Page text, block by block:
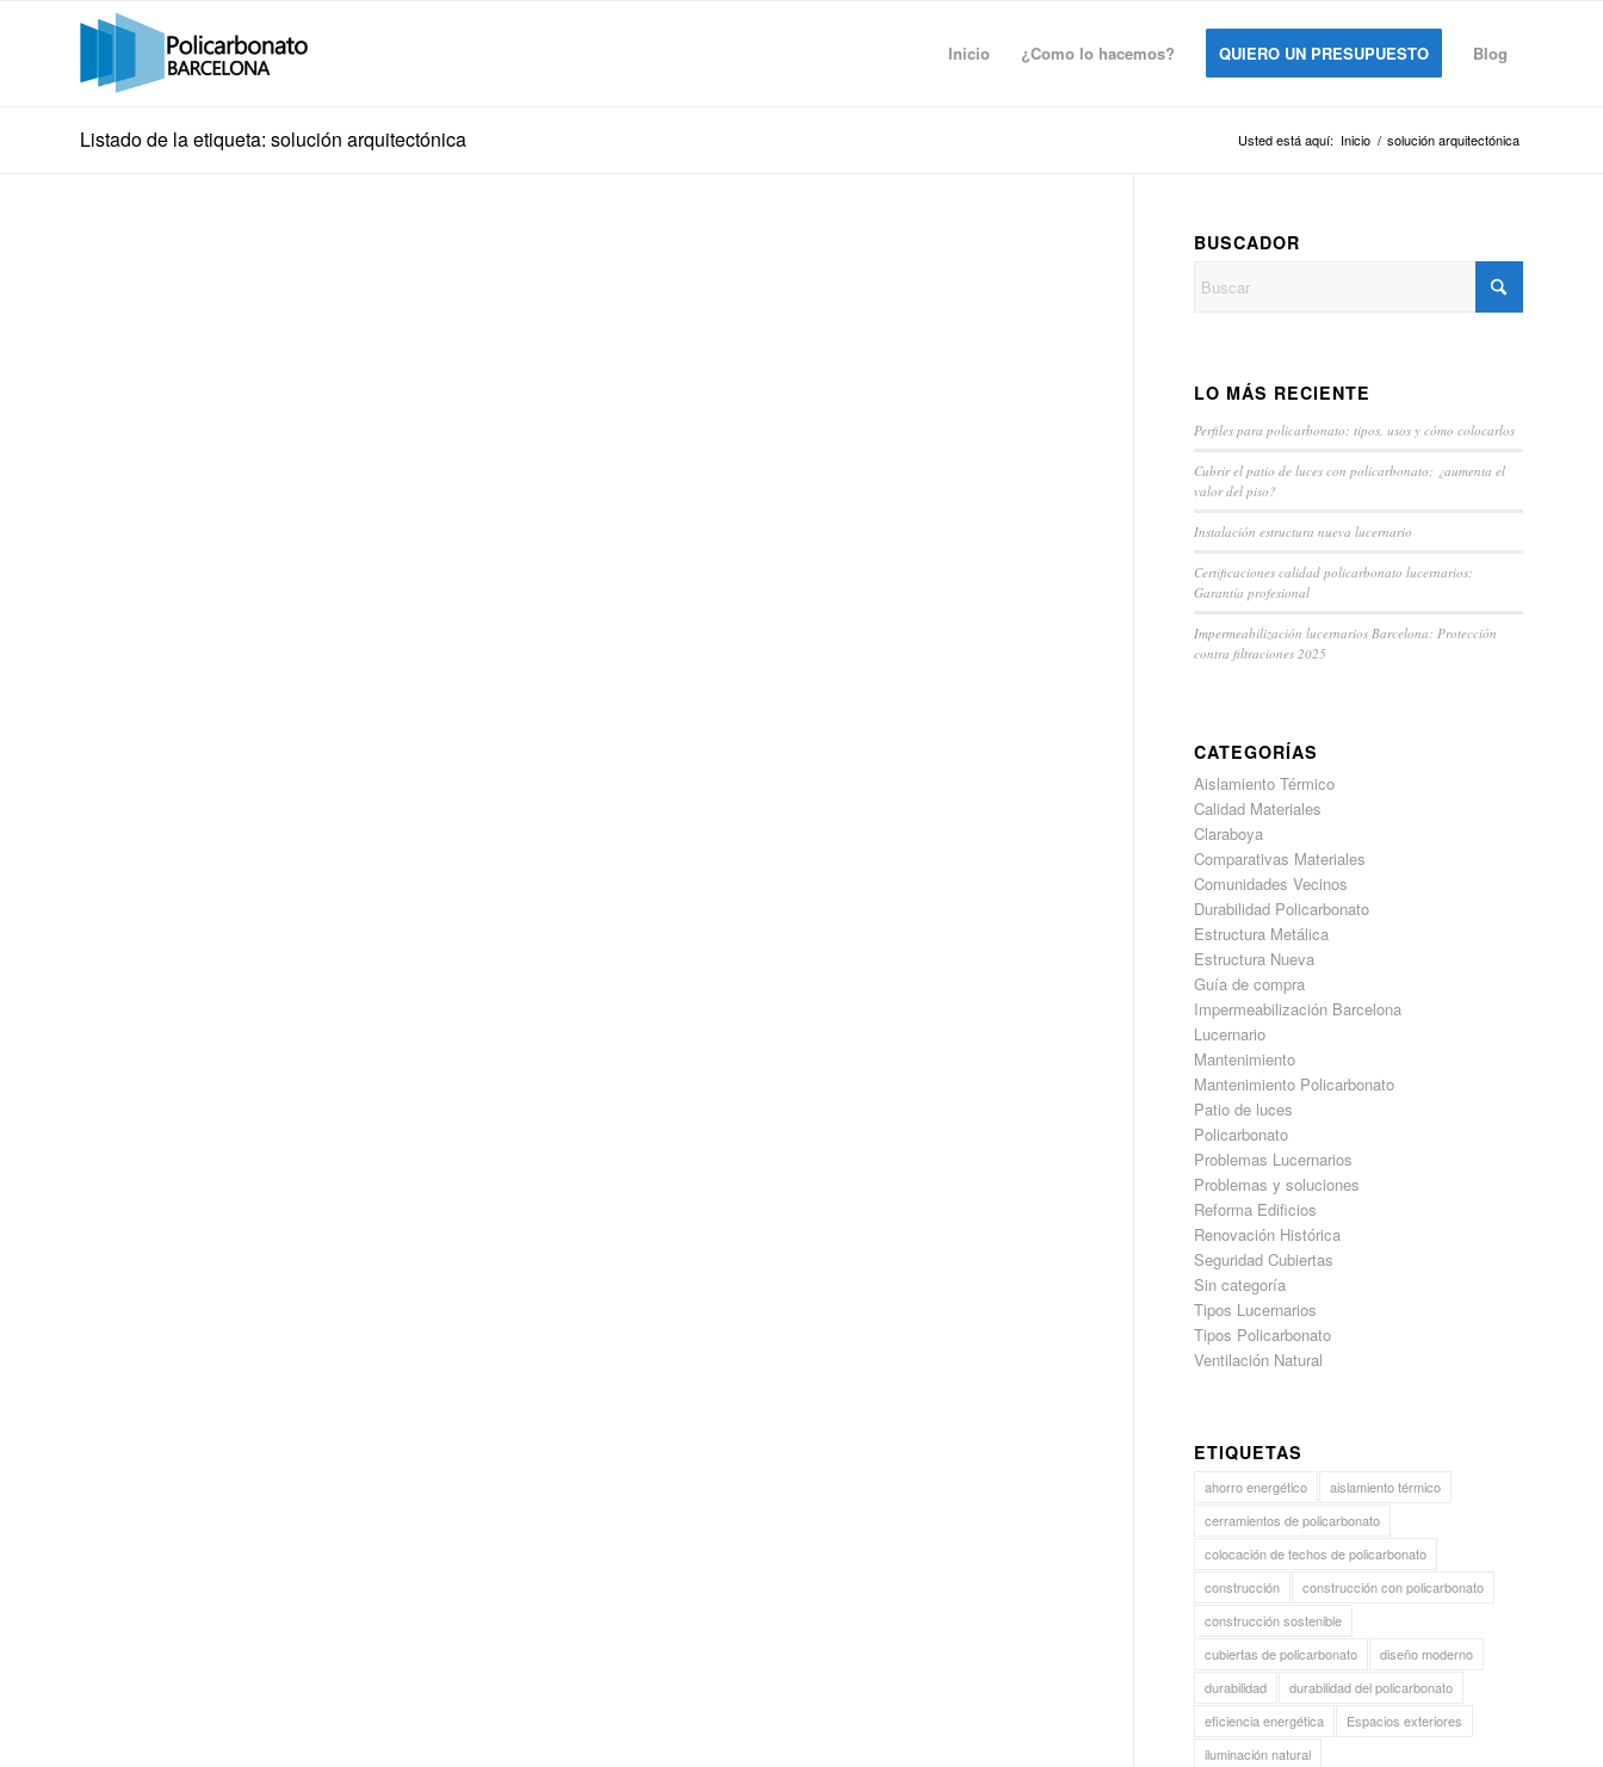
Inicio ¿Como lo hacemos? QUIERO UN PRESUPUESTO Blog
Listado de la etiqueta: solución arquitectónica Usted está aquí: Inicio / solución arquitectónica
BUSCADOR
LO MÁS RECIENTE
Perfiles para policarbonato: tipos, usos y cómo colocarlos
Cubrir el patio de luces con policarbonato: ¿aumenta el
valor del piso?
Instalación estructura nueva lucernario
Certificaciones calidad policarbonato lucernarios:
Garantía profesional
Impermeabilización lucernarios Barcelona: Protección
contra filtraciones 2025
CATEGORÍAS
Aislamiento Térmico
Calidad Materiales
Claraboya
Comparativas Materiales
Comunidades Vecinos
Durabilidad Policarbonato
Estructura Metálica
Estructura Nueva
Guía de compra
Impermeabilización Barcelona
Lucernario
Mantenimiento
Mantenimiento Policarbonato
Patio de luces
Policarbonato
Problemas Lucernarios
Problemas y soluciones
Reforma Edificios
Renovación Histórica
Seguridad Cubiertas
Sin categoría
Tipos Lucernarios
Tipos Policarbonato
Ventilación Natural
ETIQUETAS
ahorro energético
aislamiento térmico
cerramientos de policarbonato
colocación de techos de policarbonato
construcción
construcción con policarbonato
construcción sostenible
cubiertas de policarbonato
diseño moderno
durabilidad
durabilidad del policarbonato
eficiencia energética
Espacios exteriores
iluminación natural